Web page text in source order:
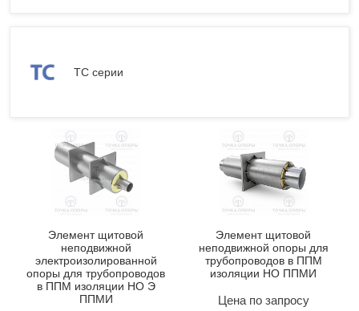
ТС серии
Элемент щитовой
неподвижной
электроизолированной
опоры для трубопроводов
в ППМ изоляции НО Э
ППМИ
Элемент щитовой
неподвижной опоры для
трубопроводов в ППМ
изоляции НО ППМИ
Цена по запросу